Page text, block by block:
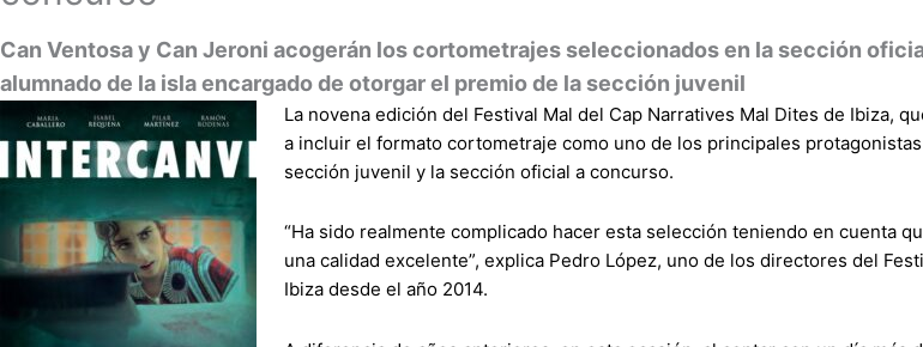
Can Ventosa y Can Jeroni acogerán los cortometrajes seleccionados en la sección
alumnado de la isla encargado de otorgar el premio de la sección juvenil
La novena edición del Festival Mal del Cap Narratives Mal Dites de Ibiza,
a incluir el formato cortometraje como uno de los principales
sección juvenil y la sección oficial a concurso.
“Ha sido realmente complicado hacer esta selección teniendo en cuenta
una calidad excelente”, explica Pedro López, uno de los directores del
Ibiza desde el año 2014.